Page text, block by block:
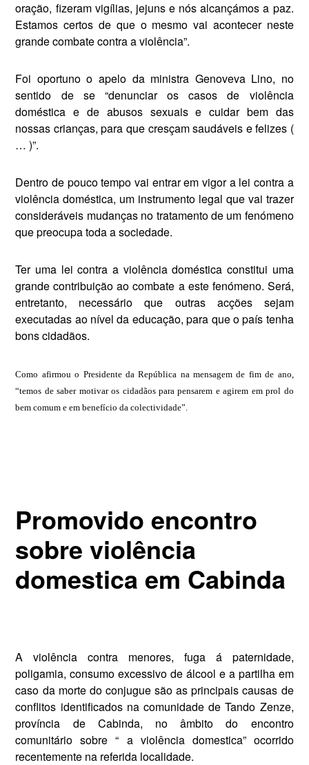
oração, fizeram vigílias, jejuns e nós alcançámos a paz.
Esta­mos certos de que o mesmo vai acontecer neste
grande combate contra a violência”.
Foi oportuno o apelo da ministra Genoveva Lino, no
sentido de se “denunciar os casos de violência
doméstica e de abusos sexuais e cuidar bem das
nossas crianças, para que cresçam saudáveis e felizes (
… )”.
Dentro de pouco tempo vai entrar em vigor a lei contra a
violência do­méstica, um instrumento legal que vai trazer
consideráveis mudanças no tratamento de um fenómeno
que preocupa toda a sociedade.
Ter uma lei contra a violência doméstica constitui uma
grande contri­buição ao combate a este fenómeno. Será,
entretanto, necessário que ou­tras acções sejam
executadas ao nível da educação, para que o país tenha
bons cidadãos.
Como afirmou o Presidente da República na mensagem de fim de ano,
“temos de saber motivar os cidadãos para pensarem e agirem em prol do
bem comum e em benefício da colectividade”.
Promovido encontro
sobre violência
domestica em Cabinda
A violência contra menores, fuga á paternidade,
poligamia, consumo excessivo de álcool e a partilha em
caso da morte do conjugue são as principais causas de
conflitos identificados na comunidade de Tando Zenze,
província de Cabinda, no âmbito do encontro
comunitário sobre “ a violência domestica” ocorrido
recentemente na referida localidade.